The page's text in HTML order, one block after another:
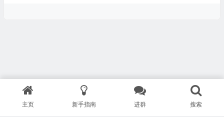
主页 新手指南 进群 搜索